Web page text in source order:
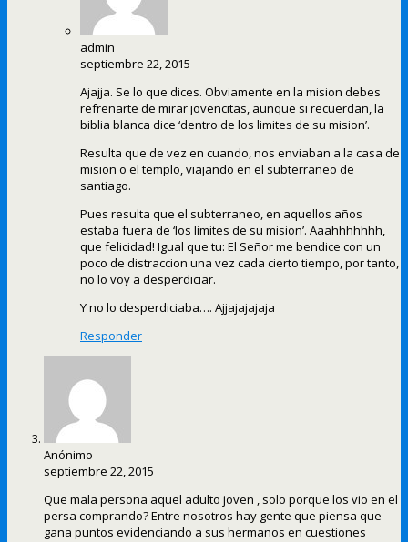
admin
septiembre 22, 2015
Ajajja. Se lo que dices. Obviamente en la mision debes
refrenarte de mirar jovencitas, aunque si recuerdan, la
biblia blanca dice ‘dentro de los limites de su mision’.
Resulta que de vez en cuando, nos enviaban a la casa de
mision o el templo, viajando en el subterraneo de
santiago.
Pues resulta que el subterraneo, en aquellos años
estaba fuera de ‘los limites de su mision’. Aaahhhhhhh,
que felicidad! Igual que tu: El Señor me bendice con un
poco de distraccion una vez cada cierto tiempo, por tanto,
no lo voy a desperdiciar.
Y no lo desperdiciaba…. Ajjajajajaja
Responder
Anónimo
septiembre 22, 2015
Que mala persona aquel adulto joven , solo porque los vio en el
persa comprando? Entre nosotros hay gente que piensa que
gana puntos evidenciando a sus hermanos en cuestiones